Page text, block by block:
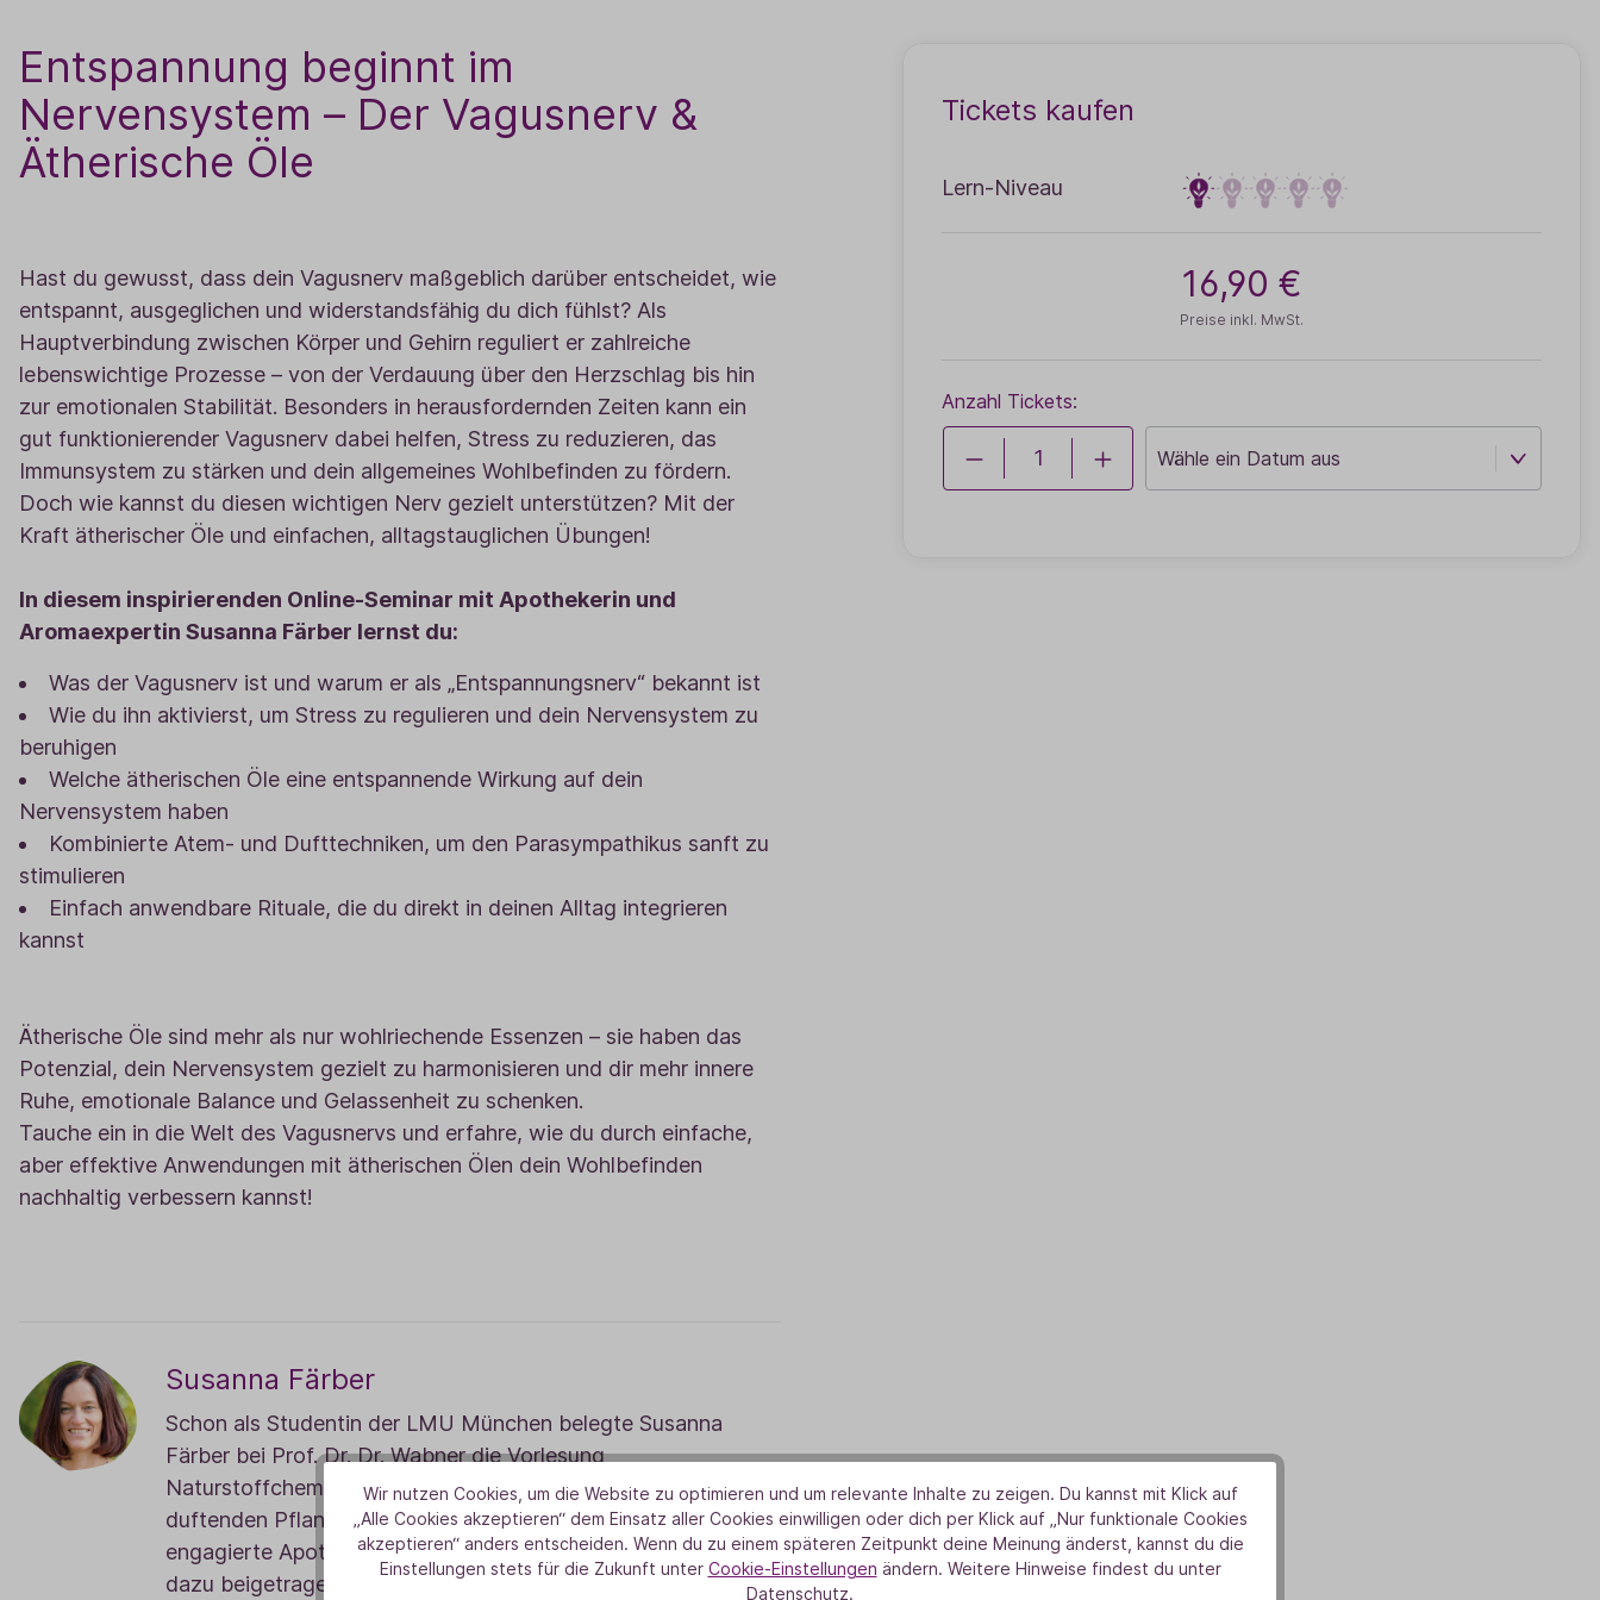
Entspannung beginnt im
Nervensystem – Der Vagusnerv &
Ätherische Öle
Hast du gewusst, dass dein Vagusnerv maßgeblich darüber entscheidet, wie
entspannt, ausgeglichen und widerstandsfähig du dich fühlst? Als
Hauptverbindung zwischen Körper und Gehirn reguliert er zahlreiche
lebenswichtige Prozesse – von der Verdauung über den Herzschlag bis hin
zur emotionalen Stabilität. Besonders in herausfordernden Zeiten kann ein
gut funktionierender Vagusnerv dabei helfen, Stress zu reduzieren, das
Immunsystem zu stärken und dein allgemeines Wohlbefinden zu fördern.
Doch wie kannst du diesen wichtigen Nerv gezielt unterstützen? Mit der
Kraft ätherischer Öle und einfachen, alltagstauglichen Übungen!
In diesem inspirierenden Online-Seminar mit Apothekerin und
Aromaexpertin Susanna Färber lernst du:
Was der Vagusnerv ist und warum er als „Entspannungsnerv“ bekannt ist
Wie du ihn aktivierst, um Stress zu regulieren und dein Nervensystem zu
beruhigen
Welche ätherischen Öle eine entspannende Wirkung auf dein
Nervensystem haben
Kombinierte Atem- und Dufttechniken, um den Parasympathikus sanft zu
stimulieren
Einfach anwendbare Rituale, die du direkt in deinen Alltag integrieren
kannst
Ätherische Öle sind mehr als nur wohlriechende Essenzen – sie haben das
Potenzial, dein Nervensystem gezielt zu harmonisieren und dir mehr innere
Ruhe, emotionale Balance und Gelassenheit zu schenken.
Tauche ein in die Welt des Vagusnervs und erfahre, wie du durch einfache,
aber effektive Anwendungen mit ätherischen Ölen dein Wohlbefinden
nachhaltig verbessern kannst!
Susanna Färber
Schon als Studentin der LMU München belegte Susanna
Färber bei Prof. Dr. Dr. Wabner die Vorlesung
Naturstoffchemie/Aromatherapie und entdeckte ihre Liebe zu
duftenden Pflanzen. Als langjährige Wabner-Schülerin,
engagierte Apothekerin und Referentin hat sie seit 2005 aktiv
dazu beigetragen, dass die Aromatherapie in Deutschland
Tickets kaufen
Lern-Niveau
16,90 €
Preise inkl. MwSt.
Anzahl Tickets:
Wir nutzen Cookies, um die Website zu optimieren und um relevante Inhalte zu zeigen. Du kannst mit Klick auf
„Alle Cookies akzeptieren“ dem Einsatz aller Cookies einwilligen oder dich per Klick auf „Nur funktionale Cookies
akzeptieren“ anders entscheiden. Wenn du zu einem späteren Zeitpunkt deine Meinung änderst, kannst du die
Einstellungen stets für die Zukunft unter Cookie-Einstellungen ändern. Weitere Hinweise findest du unter
Datenschutz.